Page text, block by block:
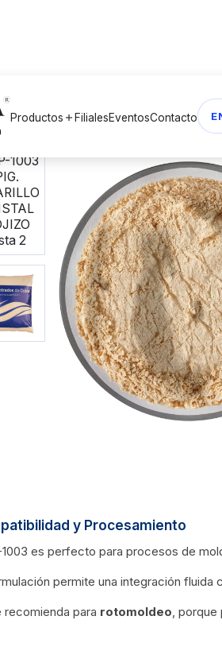
Productos add FilialesEventosContacto
y Procesamiento
1003 es perfecto para procesos de
permite una integración
recomienda para rotomoldeo ,